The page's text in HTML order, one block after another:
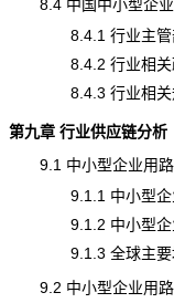
8.4 中国中小型企业
8.4.1 行业主管部
8.4.2 行业相关
8.4.3 行业相关
第九章 行业供应链分析
9.1 中小型企业用路
9.1.1 中小型企业
9.1.2 中小型企业
9.1.3 全球主要地
9.2 中小型企业用路